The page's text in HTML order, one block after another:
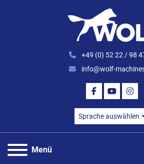
+49 (0) 52 22 / 98
info@wolf-
FACEBOOK
YOUTUBE
Sprache auswählen
Menü